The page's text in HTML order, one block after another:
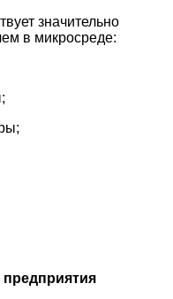
значительно
в микросреде: